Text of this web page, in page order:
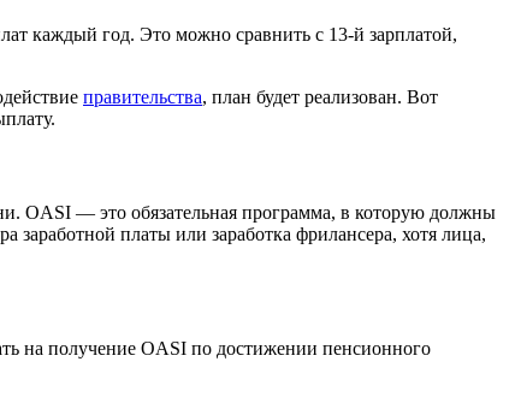
каждый год. Это можно сравнить с 13-й зарплатой,
правительства, план будет реализован. Вот
OASI — это обязательная программа, в которую должны
заработной платы или заработка фрилансера, хотя лица,
на получение OASI по достижении пенсионного